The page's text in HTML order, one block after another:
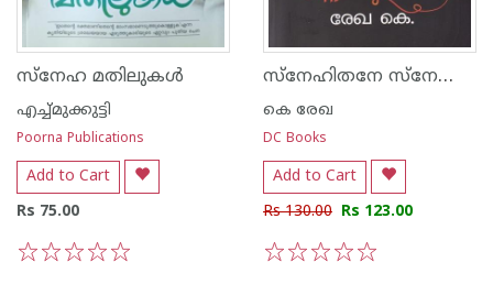
സ്നേഹ മതിലുകൾ
എച്ച്മുക്കുട്ടി
Poorna Publications
Add to Cart
Rs 75.00
സ്നേഹിതനേ സ്നേഹിതനേ
കെ രേഖ
DC Books
Add to Cart
Rs 130.00 Rs 123.00